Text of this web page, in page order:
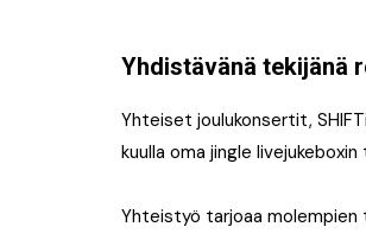
Yhdistävänä tekijänä
Yhteiset joulukonsertit,
kuulla oma jingle
Yhteistyö tarjoaa molempien